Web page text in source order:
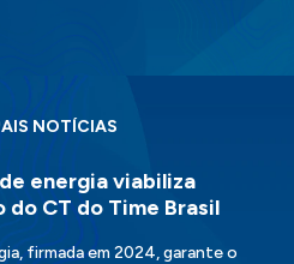
NOTÍCIAS
energia viabiliza
do CT do Time Brasil
firmada em 2024, garante o